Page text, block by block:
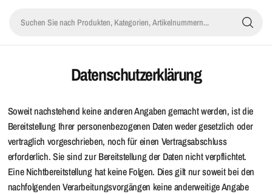
Datenschutzerklärung
Soweit nachstehend keine anderen Angaben gemacht werden, ist die
Bereitstellung Ihrer personenbezogenen Daten weder gesetzlich oder
vertraglich vorgeschrieben, noch für einen Vertragsabschluss
erforderlich. Sie sind zur Bereitstellung der Daten nicht verpflichtet.
Eine Nichtbereitstellung hat keine Folgen. Dies gilt nur soweit bei den
nachfolgenden Verarbeitungsvorgängen keine anderweitige Angabe